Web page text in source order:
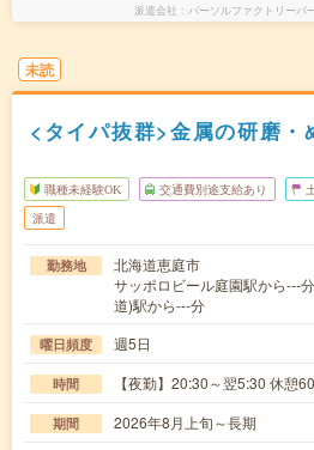
派遣会社 パーソルファクトリーパ
未読
<タイパ抜群>金属の研磨・
職種未経験OK 交通費別途支給あり
派遣
勤務地
北海道恵庭市
サッポロビール庭園駅から---
道)駅から---分
曜日頻度 週5日
時間 【夜勤】20:30～翌5:30 休憩
期間 2026年8月上旬～長期